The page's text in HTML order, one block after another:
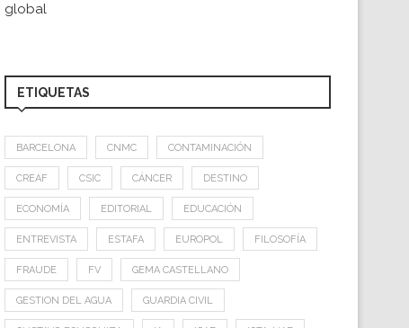
global
ETIQUETAS
BARCELONA CNMC CONTAMINACIÓN
CREAF CSIC CÁNCER DESTINO
ECONOMÍA EDITORIAL EDUCACIÓN
ENTREVISTA ESTAFA EUROPOL FILOSOFÍA
FRAUDE FV GEMA CASTELLANO
GESTION DEL AGUA GUARDIA CIVIL